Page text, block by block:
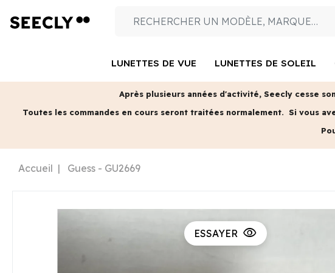
LUNETTES DE VUE LUNETTES DE SOLEIL
Après plusieurs années d'activité, Seecly cesse
Toutes les commandes en cours seront traitées normalement. Si vous
Accueil Guess - GU2669
ESSAYER visibility